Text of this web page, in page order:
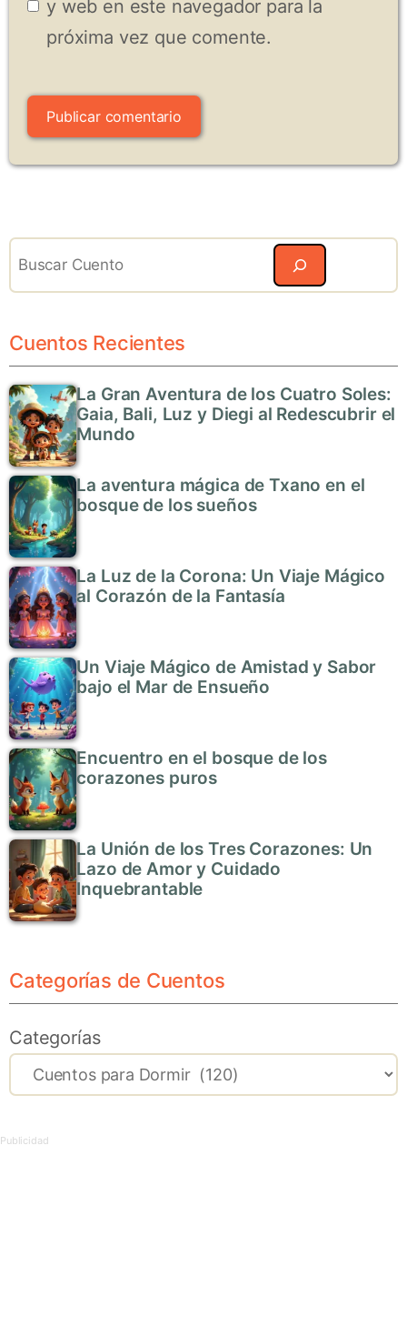
y web en este navegador para la
próxima vez que comente.
Cuentos Recientes
La Gran Aventura de los Cuatro Soles:
Gaia, Bali, Luz y Diegi al Redescubrir el
Mundo
La aventura mágica de Txano en el
bosque de los sueños
La Luz de la Corona: Un Viaje Mágico
al Corazón de la Fantasía
Un Viaje Mágico de Amistad y Sabor
bajo el Mar de Ensueño
Encuentro en el bosque de los
corazones puros
La Unión de los Tres Corazones: Un
Lazo de Amor y Cuidado
Inquebrantable
Categorías de Cuentos
Categorías